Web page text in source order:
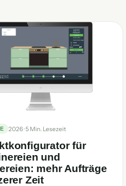
2026 · 5 Min. Lesezeit
für
und
mehr Aufträge
Zeit